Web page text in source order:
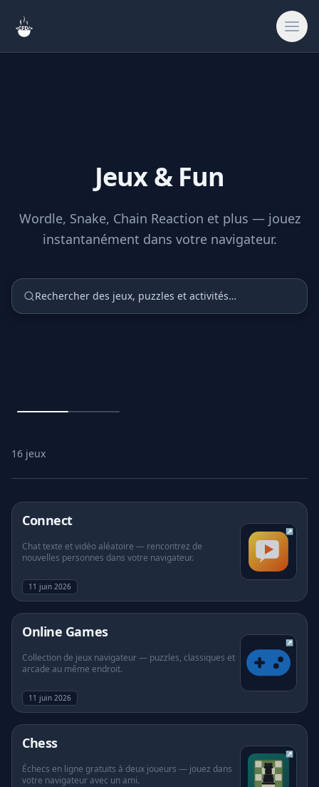
🔧Outils &
Boutique
IA
Design
À propos
Jeux & Fun
Wordle, Snake, Chain Reaction et plus — jouez
instantanément dans votre navigateur.
Rechercher des jeux, puzzles et activités…
16 jeux
Connect(s'ouvre dans un nouvel onglet)
Chat texte et vidéo aléatoire — rencontrez de
nouvelles personnes dans votre navigateur.
11 juin 2026
↗
Online Games(s'ouvre dans un nouvel onglet)
Collection de jeux navigateur — puzzles, classiques et
arcade au même endroit.
11 juin 2026
↗
Chess(s'ouvre dans un nouvel onglet)
Échecs en ligne gratuits à deux joueurs — jouez dans
votre navigateur avec un ami.
↗